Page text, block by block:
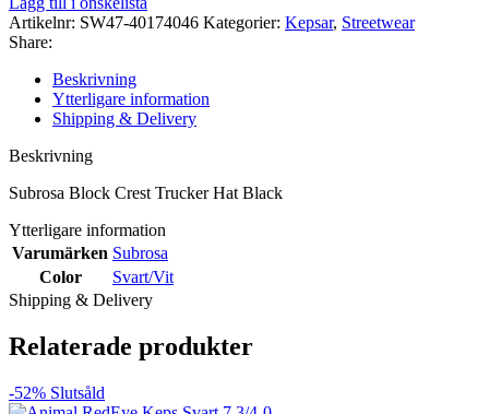
Artikelnr: SW47-40174046 Kategorier: Kepsar, Streetwear
Share:
Beskrivning
Ytterligare information
Shipping & Delivery
Beskrivning
Subrosa Block Crest Trucker Hat Black
Ytterligare information
Varumärken Subrosa
Color
Svart/Vit
Shipping & Delivery
Relaterade produkter
-52% Slutsåld